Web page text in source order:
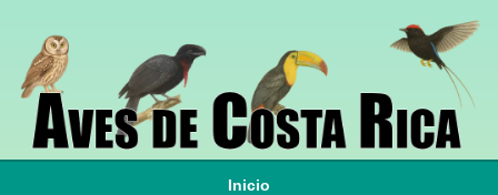
Inicio